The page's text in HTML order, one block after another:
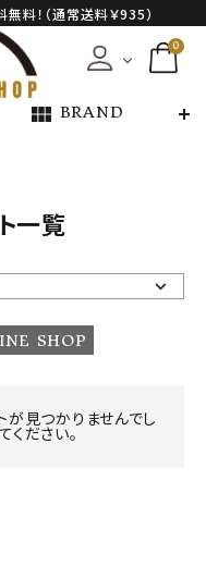
！（通常送料￥935）
0
view_module BRAND
一覧
SHOP
見つかりませんでし
ください。